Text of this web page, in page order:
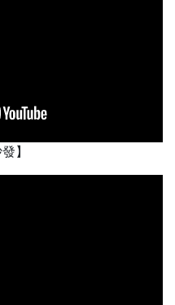
】